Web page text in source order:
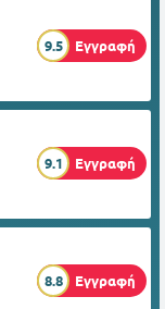
9.5 Εγγραφή
9.1 Εγγραφή
8.8 Εγγραφή